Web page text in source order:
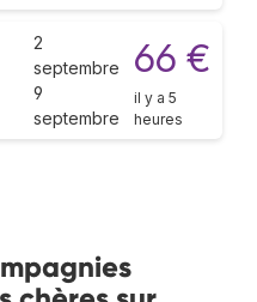
2
septembre
9
septembre
66 €
il y a 5
heures